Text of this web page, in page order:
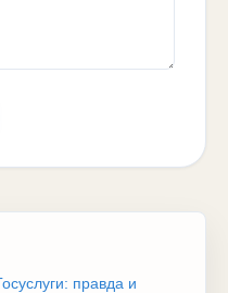
правда и